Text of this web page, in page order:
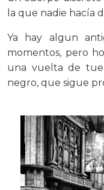
la que nadie hacía
Ya hay algun
momentos, pero
una vuelta de
negro, que sigue